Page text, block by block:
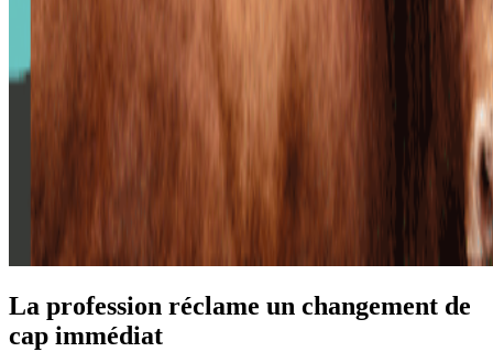
La profession réclame un changement de
cap immédiat